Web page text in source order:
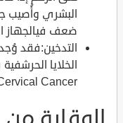
البشري وأُصيب
ضعف فيالجهاز
التدخين:فقد
الخلايا
Cancer).